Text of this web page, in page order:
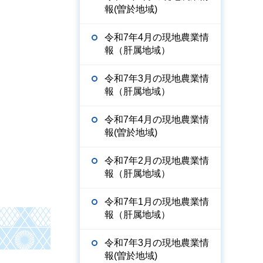
報(曽於地域)
令和7年4月の現地農業情
報（肝属地域）
令和7年3月の現地農業情
報（肝属地域）
令和7年4月の現地農業情
報(曽於地域)
令和7年2月の現地農業情
報（肝属地域）
令和7年1月の現地農業情
報（肝属地域）
令和7年3月の現地農業情
報(曽於地域)